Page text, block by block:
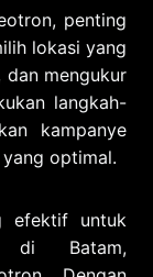
penting
lokasi yang
mengukur
langkah-
kampanye
optimal.
efektif untuk
di Batam,